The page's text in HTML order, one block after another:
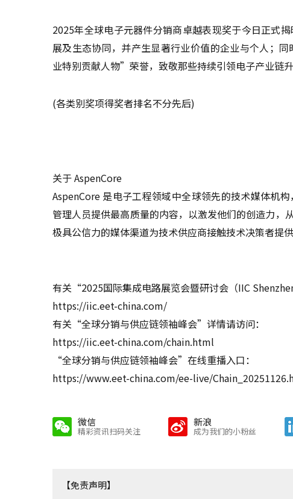
2025年全球电子元器件分销商卓越表现奖于今日正式
展及生态协同，并产生显著行业价值的企业与个人；
业特别贡献人物”荣誉，致敬那些持续引领电子产业链
(各类别奖项得奖者排名不分先后)
关于 AspenCore
AspenCore 是电子工程领域中全球领先的技术媒体机
管理人员提供最高质量的内容，以激发他们的创造力，
极具公信力的媒体渠道为技术供应商接触技术决策者提供
有关“2025国际集成电路展览会暨研讨会（IIC
https://iic.eet-china.com/
有关“全球分销与供应链领袖峰会”详情请访问：
https://iic.eet-china.com/chain.html
“全球分销与供应链领袖峰会”在线重播入口：
https://www.eet-china.com/ee-live/
微信
精彩资讯扫码关注
新浪
成为我们的小粉丝
【免责声明】